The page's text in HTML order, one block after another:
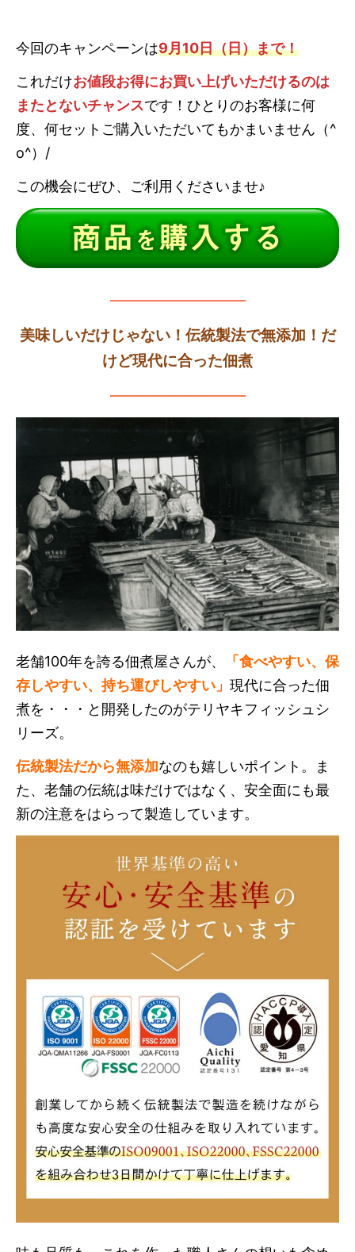
今回のキャンペーンは9月10日（日）まで！
これだけお値段お得にお買い上げいただけるのは
またとないチャンスです！ひとりのお客様に何
度、何セットご購入いただいてもかまいません（^
o^）/
この機会にぜひ、ご利用くださいませ♪
—————————
美味しいだけじゃない！伝統製法で無添加！だ
けど現代に合った佃煮
—————————
老舗100年を誇る佃煮屋さんが、
「食べやすい、保
存しやすい、持ち運びしやすい」 現代に合った佃
煮を・・・と開発したのがテリヤキフィッシュシ
リーズ。
伝統製法だから無添加なのも嬉しいポイント。ま
た、老舗の伝統は味だけではなく、安全面にも最
新の注意をはらって製造しています。